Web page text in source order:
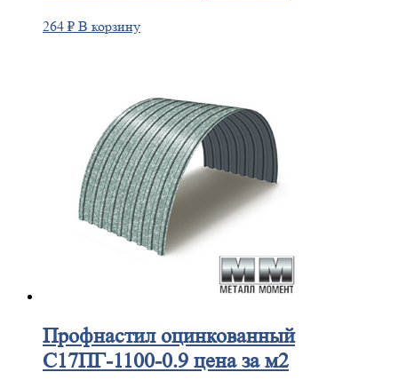
264 ₽ В корзину
Профнастилоцинкованный
С17ПГ-1100-0.9 цена за м2